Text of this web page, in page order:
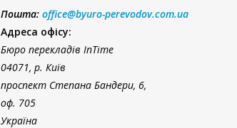
Пошта: office@byuro-perevodov.com.ua
Адреса офісу:
Бюро перекладів InTime
04071, р. Київ
проспект Степана Бандери, 6,
оф. 705
Україна